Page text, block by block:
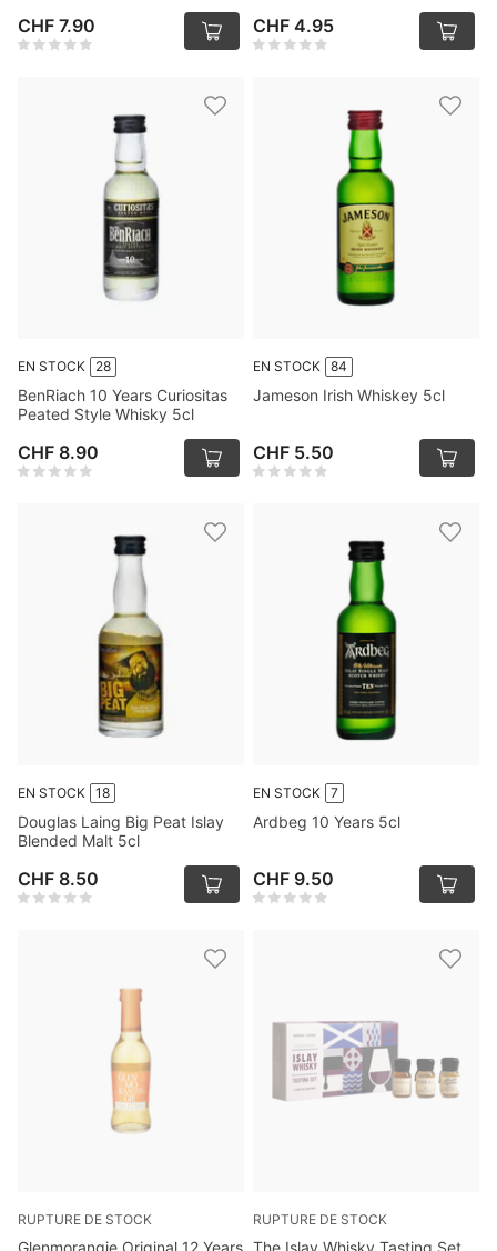
CHF 7.90 CHF 4.95
EN STOCK 28
BenRiach 10 Years Curiositas
Peated Style Whisky 5cl
CHF 8.90
EN STOCK 84
Jameson Irish Whiskey 5cl
CHF 5.50
EN STOCK 18
Douglas Laing Big Peat Islay
Blended Malt 5cl
CHF 8.50
EN STOCK 7
Ardbeg 10 Years 5cl
CHF 9.50
RUPTURE DE STOCK
Glenmorangie Original 12 Years
RUPTURE DE STOCK
The Islay Whisky Tasting Set